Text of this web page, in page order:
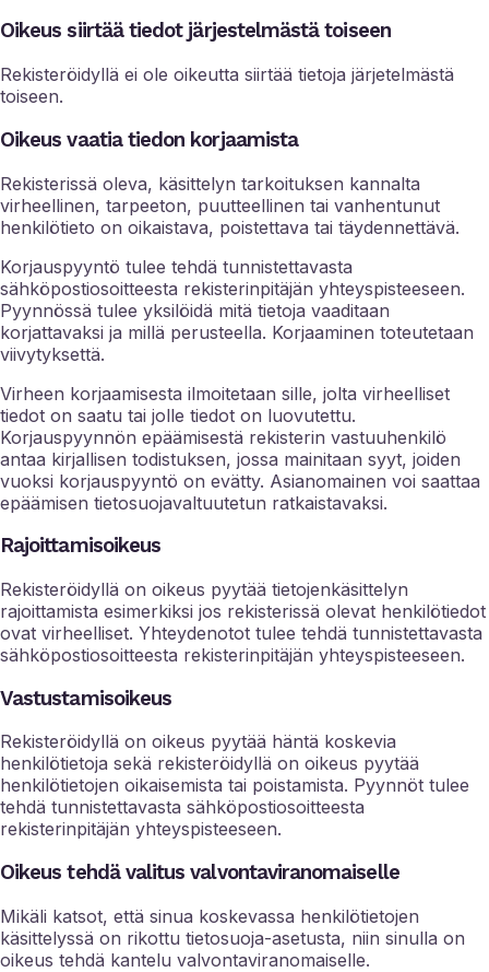
Oikeus siirtää tiedot järjestelmästä toiseen
Rekisteröidyllä ei ole oikeutta siirtää tietoja järjetelmästä
toiseen.
Oikeus vaatia tiedon korjaamista
Rekisterissä oleva, käsittelyn tarkoituksen kannalta
virheellinen, tarpeeton, puutteellinen tai vanhentunut
henkilötieto on oikaistava, poistettava tai täydennettävä.
Korjauspyyntö tulee tehdä tunnistettavasta
sähköpostiosoitteesta rekisterinpitäjän yhteyspisteeseen.
Pyynnössä tulee yksilöidä mitä tietoja vaaditaan
korjattavaksi ja millä perusteella. Korjaaminen toteutetaan
viivytyksettä.
Virheen korjaamisesta ilmoitetaan sille, jolta virheelliset
tiedot on saatu tai jolle tiedot on luovutettu.
Korjauspyynnön epäämisestä rekisterin vastuuhenkilö
antaa kirjallisen todistuksen, jossa mainitaan syyt, joiden
vuoksi korjauspyyntö on evätty. Asianomainen voi saattaa
epäämisen tietosuojavaltuutetun ratkaistavaksi.
Rajoittamisoikeus
Rekisteröidyllä on oikeus pyytää tietojenkäsittelyn
rajoittamista esimerkiksi jos rekisterissä olevat henkilötiedot
ovat virheelliset. Yhteydenotot tulee tehdä tunnistettavasta
sähköpostiosoitteesta rekisterinpitäjän yhteyspisteeseen.
Vastustamisoikeus
Rekisteröidyllä on oikeus pyytää häntä koskevia
henkilötietoja sekä rekisteröidyllä on oikeus pyytää
henkilötietojen oikaisemista tai poistamista. Pyynnöt tulee
tehdä tunnistettavasta sähköpostiosoitteesta
rekisterinpitäjän yhteyspisteeseen.
Oikeus tehdä valitus valvontaviranomaiselle
Mikäli katsot, että sinua koskevassa henkilötietojen
käsittelyssä on rikottu tietosuoja-asetusta, niin sinulla on
oikeus tehdä kantelu valvontaviranomaiselle.